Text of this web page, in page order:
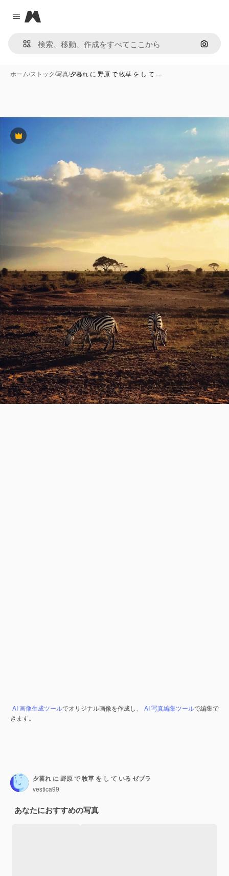
Close menu
Magnific
画像で
ホーム/ストック/写真/夕暮れ に 野原 で 牧草 を し て …
Premium
AI 画像生成ツールでオリジナル画像を作成し、 AI 写真編集ツールで編集で
きます。
夕暮れ に 野原 で 牧草 を し て いる ゼブラ
vestica99
あなたにおすすめの写真